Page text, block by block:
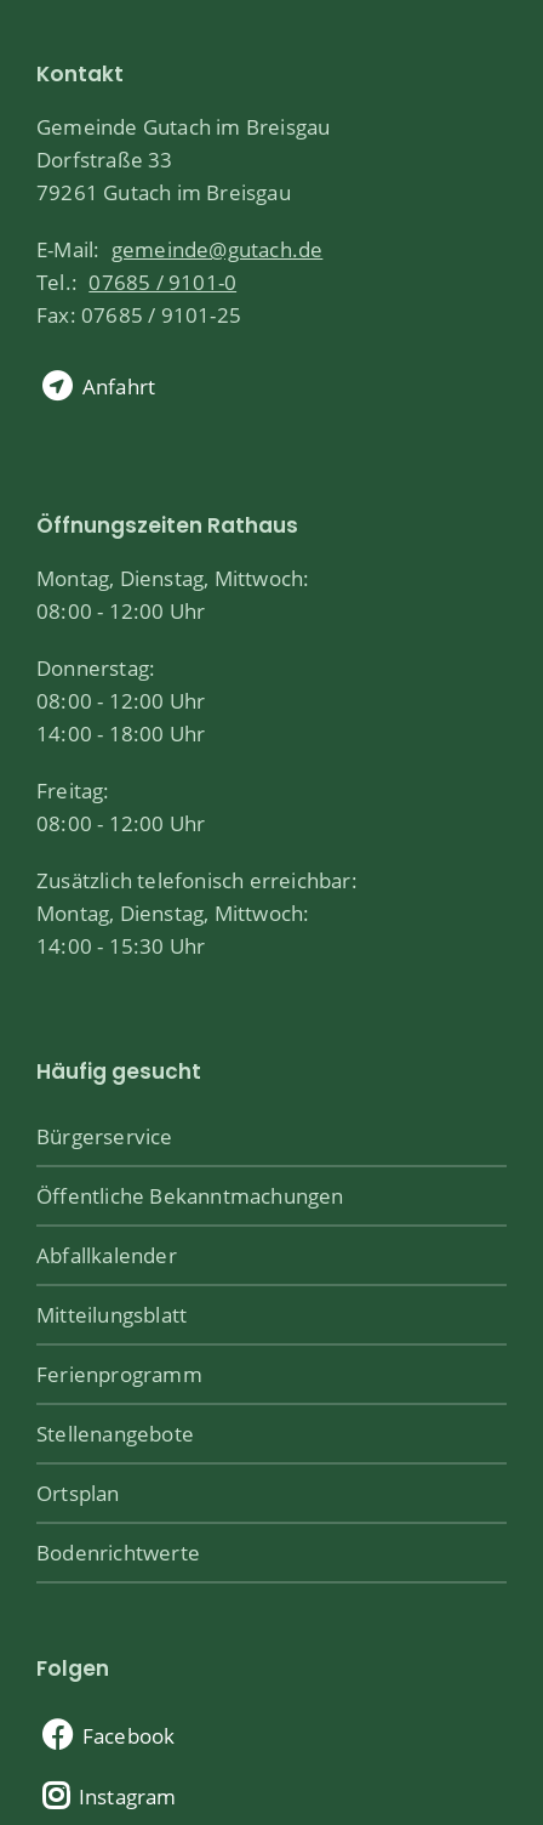
Kontakt
Gemeinde Gutach im Breisgau
Dorfstraße 33
79261 Gutach im Breisgau
E-Mail: gemeinde@gutach.de
Tel.: 07685 / 9101-0
Fax: 07685 / 9101-25
Anfahrt
Öffnungszeiten Rathaus
Montag, Dienstag, Mittwoch:
08:00 - 12:00 Uhr
Donnerstag:
08:00 - 12:00 Uhr
14:00 - 18:00 Uhr
Freitag:
08:00 - 12:00 Uhr
Zusätzlich telefonisch erreichbar:
Montag, Dienstag, Mittwoch:
14:00 - 15:30 Uhr
Häufig gesucht
Bürgerservice
Öffentliche Bekanntmachungen
Abfallkalender
Mitteilungsblatt
Ferienprogramm
Stellenangebote
Ortsplan
Bodenrichtwerte
Folgen
Facebook
Instagram